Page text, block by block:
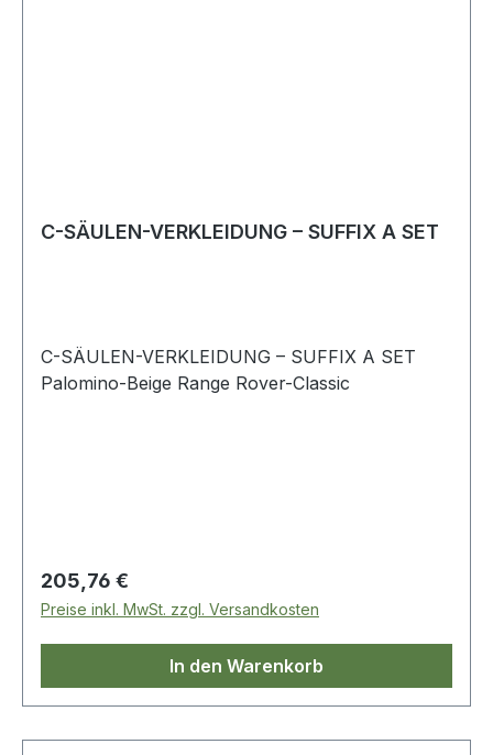
C-SÄULEN-VERKLEIDUNG – SUFFIX A SET
C-SÄULEN-VERKLEIDUNG – SUFFIX A SET
Palomino-Beige Range Rover-Classic
Regulärer Preis:
205,76 €
Preise inkl. MwSt. zzgl. Versandkosten
In den Warenkorb